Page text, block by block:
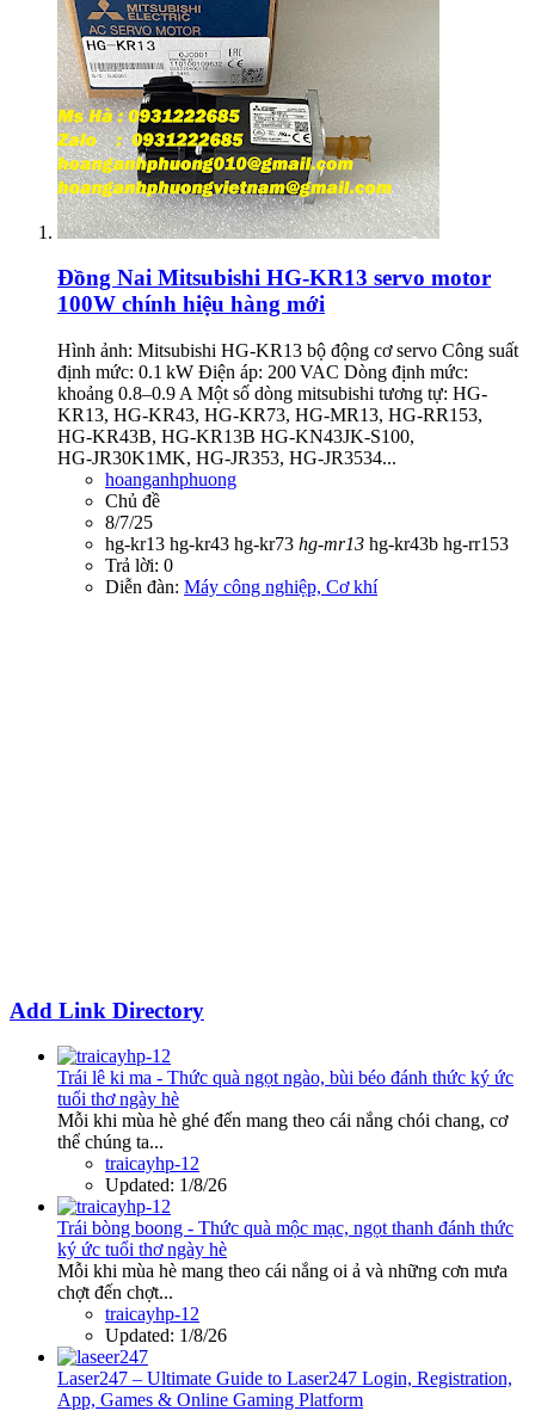
Đồng Nai Mitsubishi HG-KR13 servo motor
100W chính hiệu hàng mới
Hình ảnh: Mitsubishi HG-KR13 bộ động cơ servo Công suất
định mức: 0.1 kW Điện áp: 200 VAC Dòng định mức:
khoảng 0.8–0.9 A Một số dòng mitsubishi tương tự: HG-
KR13, HG-KR43, HG-KR73, HG-MR13, HG‑RR153,
HG‑KR43B, HG-KR13B HG-KN43JK-S100,
HG‑JR30K1MK, HG‑JR353, HG‑JR3534...
hoanganhphuong
Chủ đề
8/7/25
hg-kr13 hg-kr43 hg-kr73 hg-mr13 hg‑kr43b hg‑rr153
Trả lời: 0
Diễn đàn: Máy công nghiệp, Cơ khí
Add Link Directory
Trái lê ki ma - Thức quà ngọt ngào, bùi béo đánh thức ký ức
tuổi thơ ngày hè
Mỗi khi mùa hè ghé đến mang theo cái nắng chói chang, cơ
thể chúng ta...
traicayhp-12
Updated: 1/8/26
Trái bòng boong - Thức quà mộc mạc, ngọt thanh đánh thức
ký ức tuổi thơ ngày hè
Mỗi khi mùa hè mang theo cái nắng oi ả và những cơn mưa
chợt đến chợt...
traicayhp-12
Updated: 1/8/26
Laser247 – Ultimate Guide to Laser247 Login, Registration,
App, Games & Online Gaming Platform